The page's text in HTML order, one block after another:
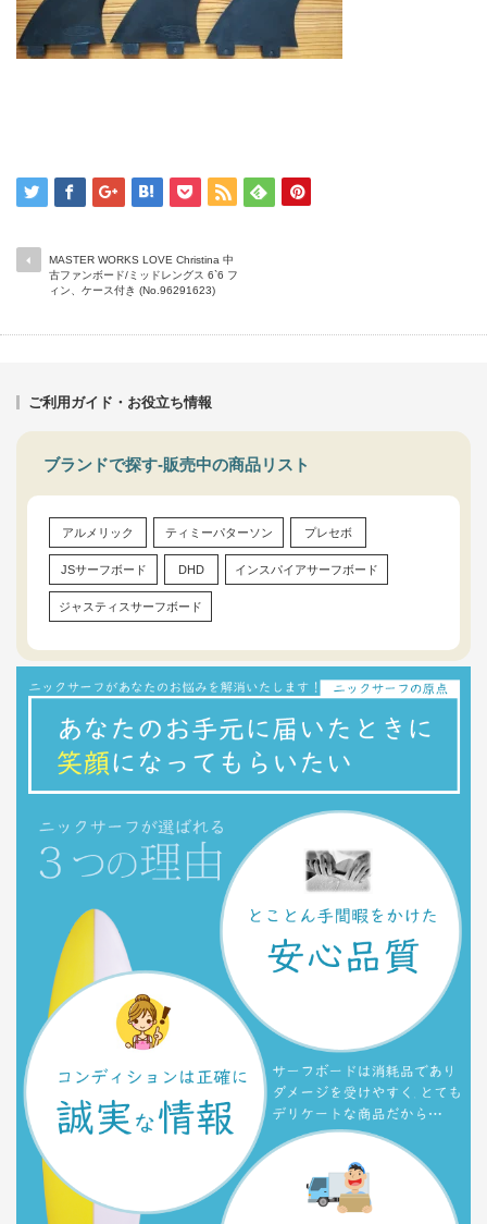
MASTER WORKS LOVE Christina 中
古ファンボード/ミッドレングス 6`6 フ
ィン、ケース付き (No.96291623)
ご利用ガイド・お役立ち情報
ブランドで探す-販売中の商品リスト
アルメリック ティミーパターソン プレセボ
JSサーフボード DHD インスパイアサーフボード
ジャスティスサーフボード